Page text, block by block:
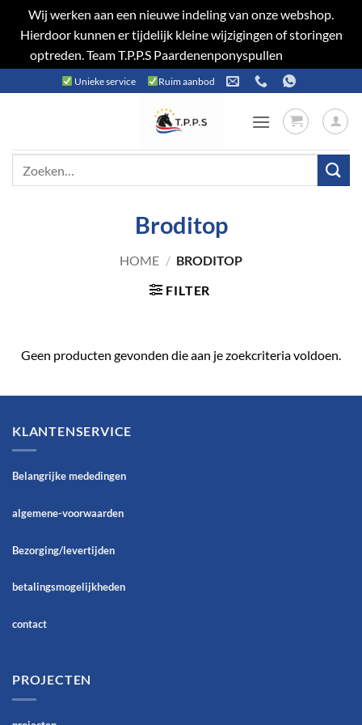
Wij werken aan een nieuwe indeling van onze webshop.
Hierdoor kunnen er tijdelijk kleine wijzigingen of storingen
optreden. Team T.P.P.S Paardenenponyspullen
naar
Unieke service Ruim aanbod
Broditop
HOME / BRODITOP
FILTER
Geen producten gevonden die aan je zoekcriteria voldoen.
KLANTENSERVICE
Belangrijke mededingen
algemene-voorwaarden
Bezorging/levertijden
betalingsmogelijkheden
contact
PROJECTEN